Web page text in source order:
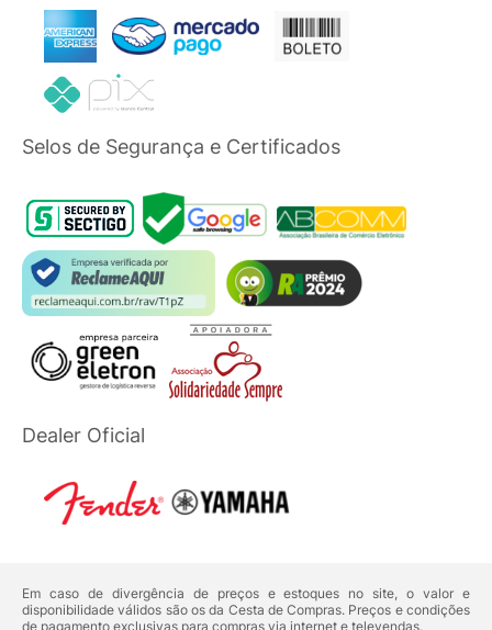
Selos de Segurança e Certificados
Dealer Oficial
Em caso de divergência de preços e estoques no site, o valor e
disponibilidade válidos são os da Cesta de Compras. Preços e condições
de pagamento exclusivas para compras via internet e televendas.